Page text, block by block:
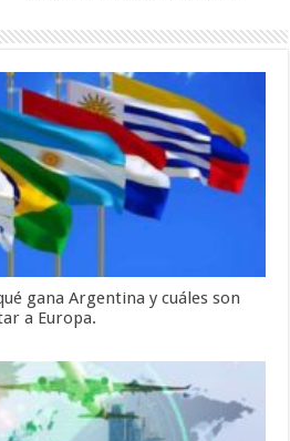
gana Argentina y cuáles son
a Europa.